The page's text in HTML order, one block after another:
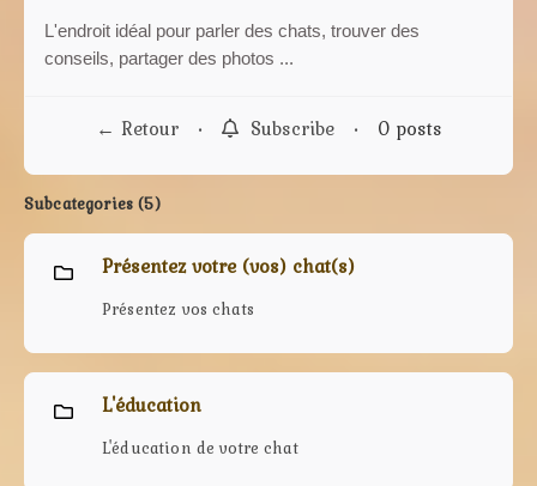
L'endroit idéal pour parler des chats, trouver des
conseils, partager des photos ...
← Retour • Subscribe • 0 posts
Subcategories (5)
Présentez votre (vos) chat(s)
Présentez vos chats
L'éducation
L'éducation de votre chat